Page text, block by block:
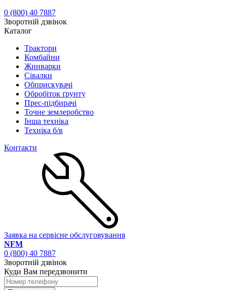
0 (800) 40 7887
Зворотній дзвінок
Каталог
Трактори
Комбайни
Жниварки
Сівалки
Обприскувачі
Обробіток ґрунту
Прес-підбирачі
Точне землеробство
Інша техніка
Техніка б/в
Контакти
Заявка на сервісне обслуговування
NFM
0 (800) 40 7887
Зворотній дзвінок
Куди Вам передзвонити